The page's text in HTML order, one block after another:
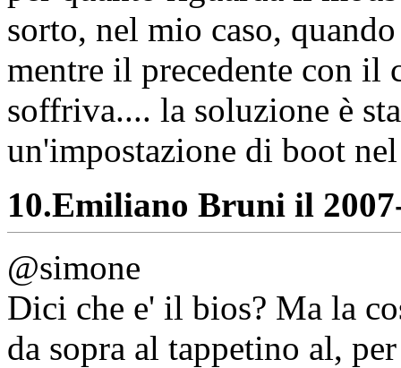
sorto, nel mio caso,
mentre il precedente con il
soffriva.... la soluzione è
un'impostazione di boot
10.Emiliano Bruni il
@simone
Dici che e' il bios? Ma la
da sopra al tappetino al,